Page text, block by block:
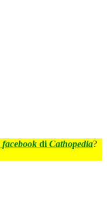
facebook di Cathopedia?